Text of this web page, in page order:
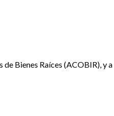
Bienes Raíces (ACOBIR), y